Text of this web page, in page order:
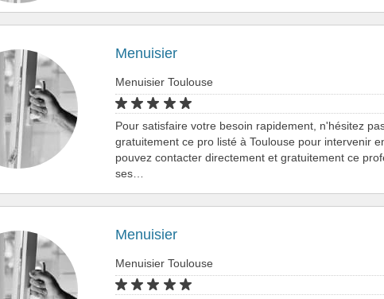
Menuisier
Menuisier Toulouse
Pour satisfaire votre besoin rapidement, n'hésitez
gratuitement ce pro listé à Toulouse pour intervenir
pouvez contacter directement et gratuitement ce
ses…
Menuisier
Menuisier Toulouse